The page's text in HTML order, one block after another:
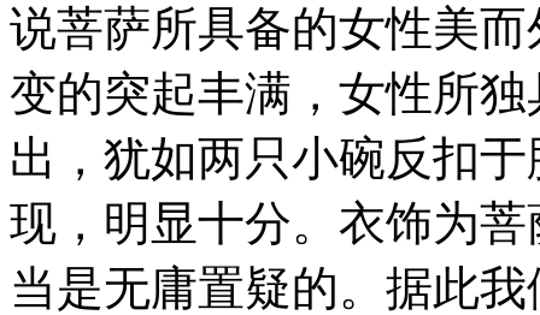
说菩萨所具备的女性美
变的突起丰满，女性所
出，犹如两只小碗反扣
现，明显十分。衣饰为
当是无庸置疑的。据此